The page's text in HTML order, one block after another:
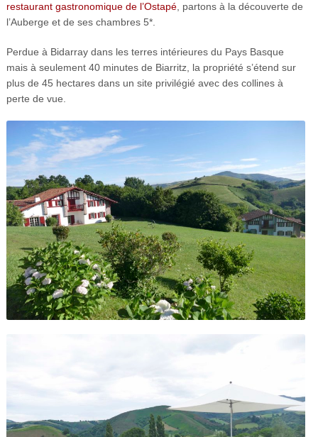
restaurant gastronomique de l’Ostapé, partons à la découverte de
l’Auberge et de ses chambres 5*.
Perdue à Bidarray dans les terres intérieures du Pays Basque
mais à seulement 40 minutes de Biarritz, la propriété s’étend sur
plus de 45 hectares dans un site privilégié avec des collines à
perte de vue.